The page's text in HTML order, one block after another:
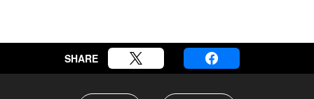
SHARE